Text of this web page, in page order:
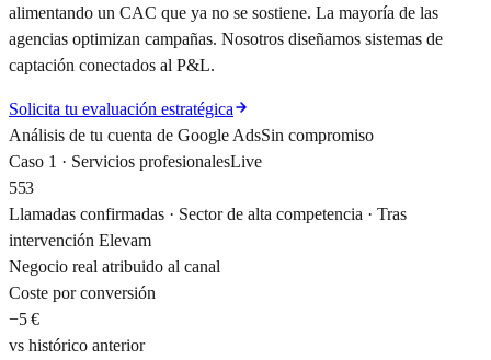
alimentando un CAC que ya no se sostiene. La mayoría de las
agencias optimizan campañas. Nosotros diseñamos sistemas de
captación conectados al P&L.
Solicita tu evaluación estratégica
Análisis de tu cuenta de Google AdsSin compromiso
Caso 1 · Servicios profesionalesLive
553
Llamadas confirmadas · Sector de alta competencia · Tras
intervención Elevam
Negocio real atribuido al canal
Coste por conversión
−5 €
vs histórico anterior